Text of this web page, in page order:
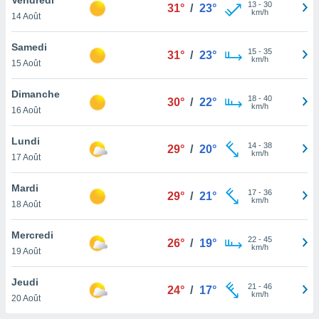
et
»,
au
vous
qu'ils
ou
le
ainsi
un
la
du
14 Août
31° / 23° 13- 30
km/h
Samedi
15 Août
31° / 23° 15- 35
km/h
Dimanche
16 Août
30° / 22° 18- 40
km/h
Lundi
17 Août
29° / 20° 14- 38
km/h
Mardi
18 Août
29° / 21° 17- 36
km/h
Mercredi
19 Août
26° / 19° 22- 45
km/h
Jeudi
20 Août
24° / 17° 21 - 46
km/h